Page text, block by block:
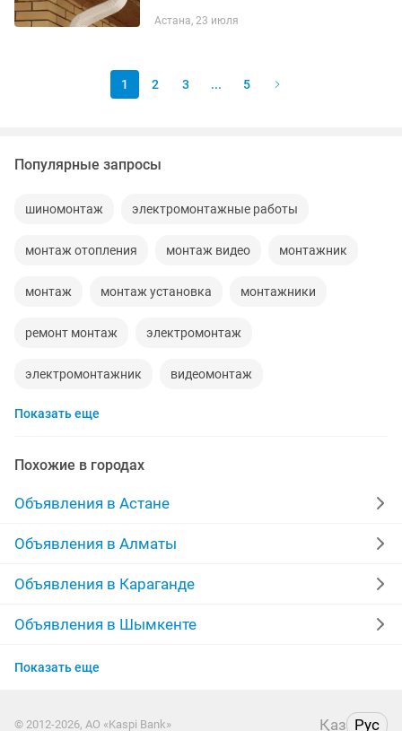
монтаж под ключ. Надёжный отвод
Астана, 23 июля
1 2 3 ... 5
Популярные запросы
шиномонтаж электромонтажные работы
монтаж отопления монтаж видео монтажник
монтаж монтаж установка монтажники
ремонт монтаж электромонтаж
электромонтажник видеомонтаж
монтаж металлоконструкций
монтаж кондиционеров
монтаж фасадов электромонтажники
монтаж сантехники
Показать еще
Похожие в городах
Объявления в Астане
Объявления в Алматы
Объявления в Караганде
Объявления в Шымкенте
Объявления в Актобе
Показать еще
© 2012-2026, АО «Kaspi Bank» Қаз Рус